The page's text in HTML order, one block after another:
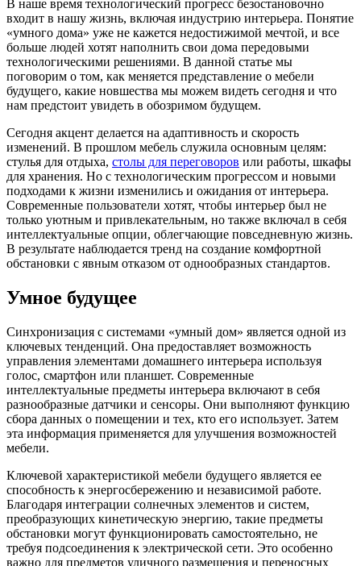
В наше время технологический прогресс безостановочно
входит в нашу жизнь, включая индустрию интерьера. Понятие
«умного дома» уже не кажется недостижимой мечтой, и все
больше людей хотят наполнить свои дома передовыми
технологическими решениями. В данной статье мы
поговорим о том, как меняется представление о мебели
будущего, какие новшества мы можем видеть сегодня и что
нам предстоит увидеть в обозримом будущем.
Сегодня акцент делается на адаптивность и скорость
изменений. В прошлом мебель служила основным целям:
стулья для отдыха, столы для переговоров или работы, шкафы
для хранения. Но с технологическим прогрессом и новыми
подходами к жизни изменились и ожидания от интерьера.
Современные пользователи хотят, чтобы интерьер был не
только уютным и привлекательным, но также включал в себя
интеллектуальные опции, облегчающие повседневную жизнь.
В результате наблюдается тренд на создание комфортной
обстановки с явным отказом от однообразных стандартов.
Умное будущее
Синхронизация с системами «умный дом» является одной из
ключевых тенденций. Она предоставляет возможность
управления элементами домашнего интерьера используя
голос, смартфон или планшет. Современные
интеллектуальные предметы интерьера включают в себя
разнообразные датчики и сенсоры. Они выполняют функцию
сбора данных о помещении и тех, кто его использует. Затем
эта информация применяется для улучшения возможностей
мебели.
Ключевой характеристикой мебели будущего является ее
способность к энергосбережению и независимой работе.
Благодаря интеграции солнечных элементов и систем,
преобразующих кинетическую энергию, такие предметы
обстановки могут функционировать самостоятельно, не
требуя подсоединения к электрической сети. Это особенно
важно для предметов уличного размещения и переносных